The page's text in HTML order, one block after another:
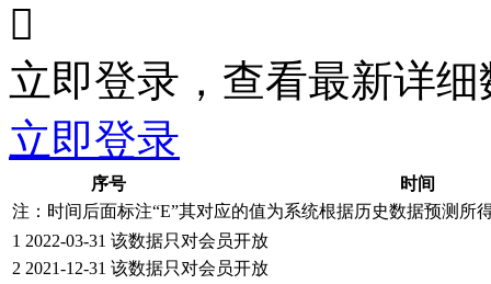

立即登录，查看最新详细
立即登录
序号
时间
注：时间后面标注“E”其对应的值为系统根据历史数据预测所
1 2022-03-31 该数据只对会员开放
2 2021-12-31 该数据只对会员开放